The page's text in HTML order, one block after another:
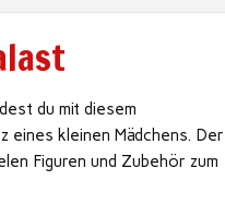
du mit diesem
kleinen Mädchens. Der
Figuren und Zubehör zum